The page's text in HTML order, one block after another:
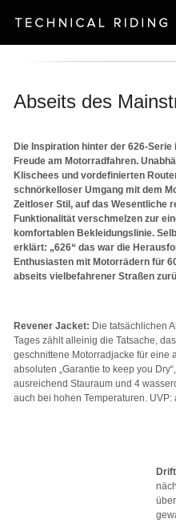
Abseits des
Die Inspiration hinter der 626-
Freude am Motorradfahren.
Klischees und vordefinierten
schnörkelloser Umgang mit dem
Zeitloser Stil, auf das Wesentliche
Funktionalität verschmelzen zur
komfortablen Bekleidungslinie.
erklärt: „626“ das war die
Enthusiasten mit Motorrädern für
abseits vielbefahrener Straßen
Revener Jacket: Die tatsächlichen
Tages zählt alleinig die Tatsache,
geschnittene Motorradjacke für eine
absoluten „Garantie to keep you
ausreichend Stauraum und 4
auch bei hohen Temperaturen. UVP: